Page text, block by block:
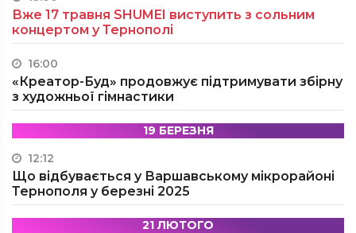
Вже 17 травня SHUMEI виступить з сольним
концертом у Тернополі
16:00
«Креатор-Буд» продовжує підтримувати збірну
з художньої гімнастики
19 БЕРЕЗНЯ
12:12
Що відбувається у Варшавському мікрорайоні
Тернополя у березні 2025
21 ЛЮТОГО